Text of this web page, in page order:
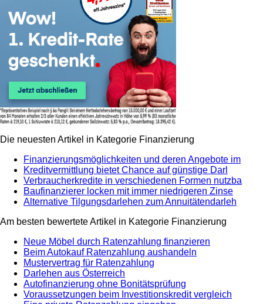
Die neuesten Artikel in Kategorie Finanzierung
Finanzierungsmöglichkeiten und deren Angebote im
Kreditvermittlung bietet Chance auf günstige Darl
Verbraucherkredite in verschiedenen Formen nutzba
Baufinanzierer locken mit immer niedrigeren Zinse
Alternative Tilgungsdarlehen zum Annuitätendarleh
Am besten bewertete Artikel in Kategorie Finanzierung
Neue Möbel durch Ratenzahlung finanzieren
Beim Autokauf Ratenzahlung aushandeln
Mustervertrag für Ratenzahlung
Darlehen aus Österreich
Autofinanzierung ohne Bonitätsprüfung
Voraussetzungen beim Investitionskredit vergleich